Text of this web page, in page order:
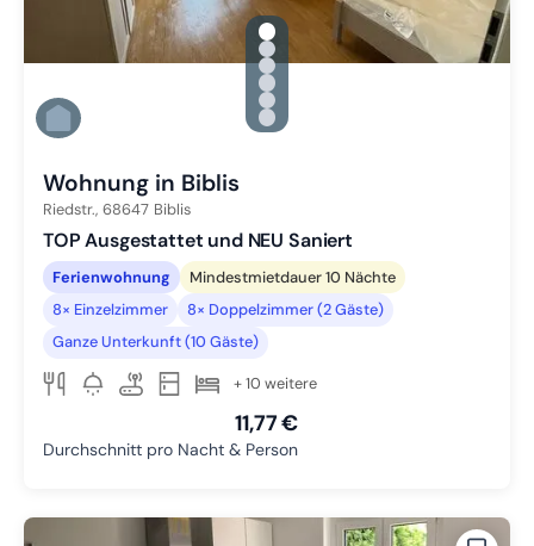
gallery.slide_selector
Zu Slide 1 wechseln
Zu Slide 2 wechseln
Zu Slide 3 wechseln
Zu Slide 4 wechseln
Zu Slide 5 wechseln
Zu Slide 6 wechseln
Wohnung in Biblis
Riedstr., 68647 Biblis
TOP Ausgestattet und NEU Saniert
Ferienwohnung
Mindestmietdauer 10 Nächte
8× Einzelzimmer
8× Doppelzimmer (2 Gäste)
Ganze Unterkunft (10 Gäste)
+ 10 weitere
11,77 €
Durchschnitt pro Nacht & Person